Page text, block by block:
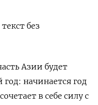
без
Азии будет
начинается год
в себе силу с